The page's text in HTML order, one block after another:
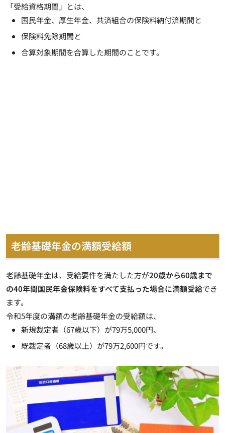
「受給資格期間」とは、
国民年金、厚生年金、共済組合の保険料納付済期間と
保険料免除期間と
合算対象期間を合算した期間のことです。
老齢基礎年金の満額受給額
老齢基礎年金は、受給要件を満たした方が20歳から60歳まで
の40年間国民年金保険料をすべて支払った場合に満額受給でき
ます。
令和5年度の満額の老齢基礎年金の受給額は、
新規裁定者（67歳以下）が79万5,000円、
既裁定者（68歳以上）が79万2,600円です。